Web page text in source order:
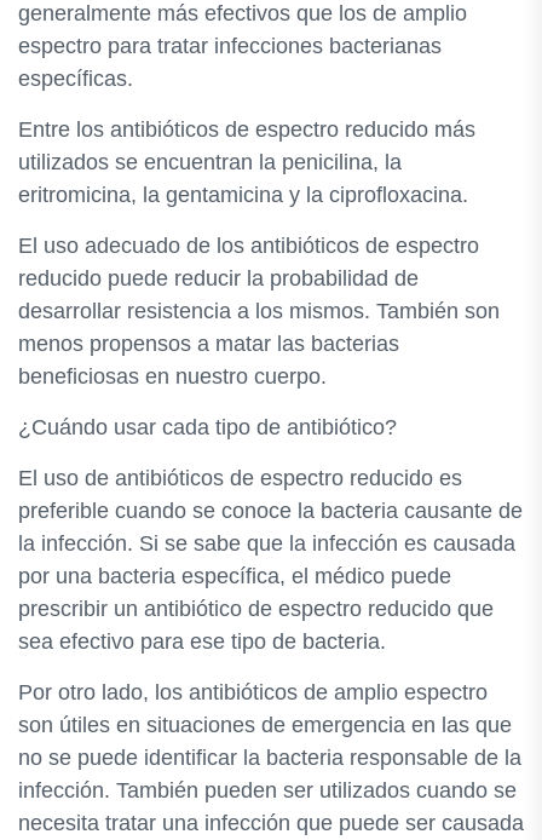
generalmente más efectivos que los de amplio
espectro para tratar infecciones bacterianas
específicas.
Entre los antibióticos de espectro reducido más
utilizados se encuentran la penicilina, la
eritromicina, la gentamicina y la ciprofloxacina.
El uso adecuado de los antibióticos de espectro
reducido puede reducir la probabilidad de
desarrollar resistencia a los mismos. También son
menos propensos a matar las bacterias
beneficiosas en nuestro cuerpo.
¿Cuándo usar cada tipo de antibiótico?
El uso de antibióticos de espectro reducido es
preferible cuando se conoce la bacteria causante de
la infección. Si se sabe que la infección es causada
por una bacteria específica, el médico puede
prescribir un antibiótico de espectro reducido que
sea efectivo para ese tipo de bacteria.
Por otro lado, los antibióticos de amplio espectro
son útiles en situaciones de emergencia en las que
no se puede identificar la bacteria responsable de la
infección. También pueden ser utilizados cuando se
necesita tratar una infección que puede ser causada